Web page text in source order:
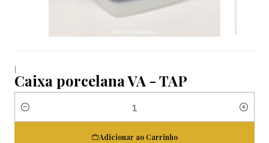
|
Caixa porcelana VA - TAP
Quantidade
Adicionar ao Carrinho